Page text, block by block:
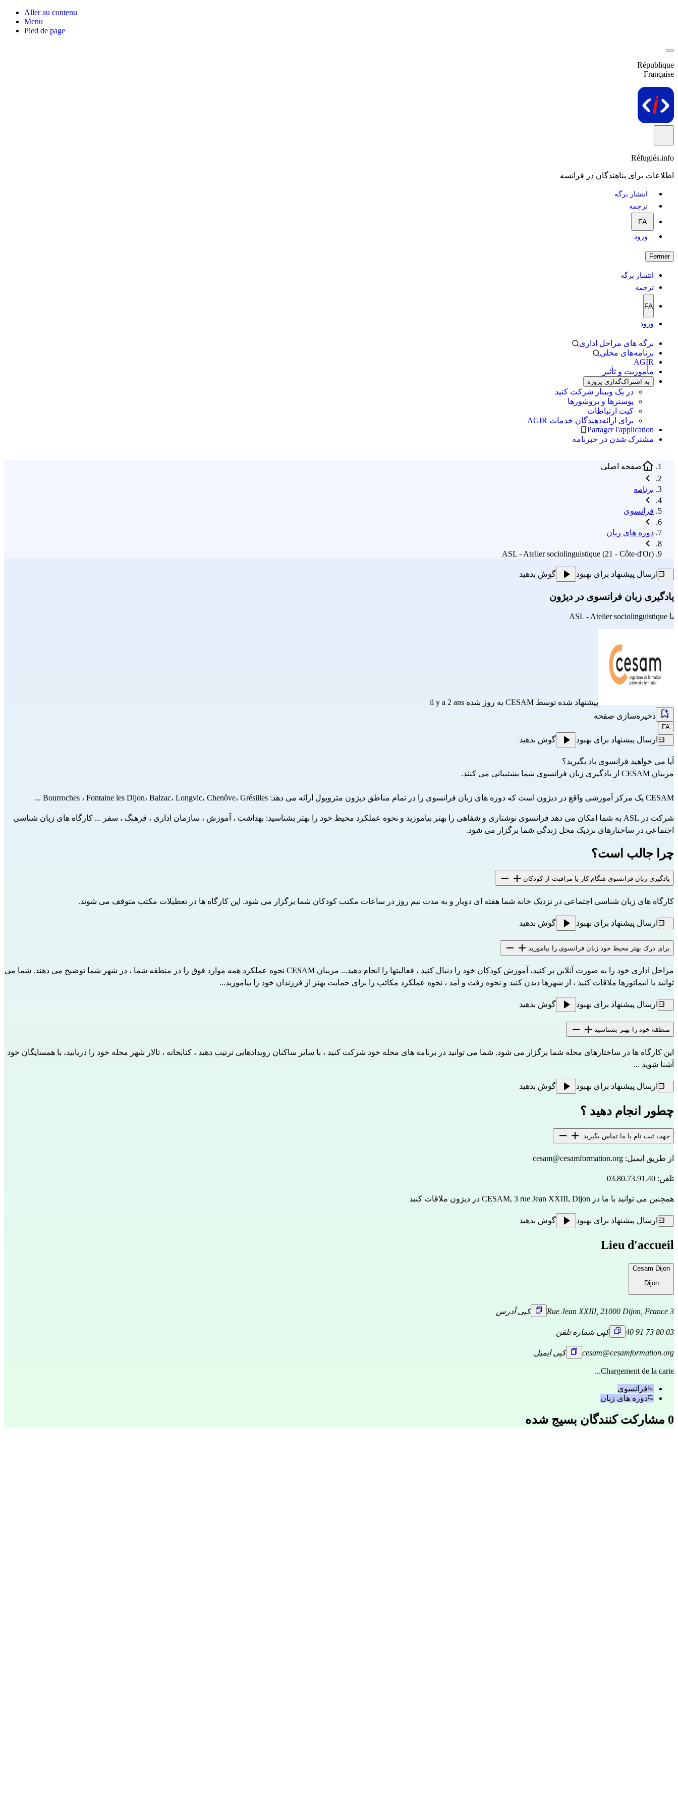
Aller au contenu
Menu
Pied de page
République
Française
Réfugiés.info
اطلاعات برای پناهندگان در فرانسه
انتشار برگه
ترجمه
FA
ورود
Fermer
انتشار برگه
ترجمه
FA
ورود
برگه های مراحل اداری
برنامه‌های محلی
AGIR
مأموریت و تأثیر
به اشتراک‌گذاری پروژه
در یک وبینار شرکت کنید
پوسترها و بروشورها
کیت ارتباطات
برای ارائه‌دهندگان خدمات AGIR
Partager l'application
مشترک شدن در خبرنامه
صفحه اصلی
برنامه
فرانسوی
دوره های زبان
ASL - Atelier sociolinguistique (21 - Côte-d'Or)
ارسال پیشنهاد برای بهبود گوش بدهید
یادگیری زبان فرانسوی در دیژون
با ASL - Atelier sociolinguistique
پیشنهاد شده توسط CESAM به روز شده il y a 2 ans
ذخیره‌سازی صفحه
FA
ارسال پیشنهاد برای بهبود گوش بدهید
آیا می خواهید فرانسوی یاد بگیرید؟
مربیان CESAM از یادگیری زبان فرانسوی شما پشتیبانی می کنند.
CESAM یک مرکز آموزشی واقع در دیژون است که دوره های زبان فرانسوی را در تمام مناطق دیژون متروپول ارائه می دهد: Bourroches ، Fontaine les Dijon، Balzac، Longvic، Chenôve، Grésilles ...
شرکت در ASL به شما امکان می دهد فرانسوی نوشتاری و شفاهی را بهتر بیاموزید و نحوه عملکرد محیط خود را بهتر بشناسید: بهداشت ، آموزش ، سازمان اداری ، فرهنگ ، سفر ... کارگاه های زبان شناسی
اجتماعی در ساختارهای نزدیک محل زندگی شما برگزار می شود.
چرا جالب است؟
یادگیری زبان فرانسوی هنگام کار یا مراقبت از کودکان
کارگاه های زبان شناسی اجتماعی در نزدیک خانه شما هفته ای دوبار و به مدت نیم روز در ساعات مکتب کودکان شما برگزار می شود. این کارگاه ها در تعطیلات مکتب متوقف می شوند.
ارسال پیشنهاد برای بهبود گوش بدهید
برای درک بهتر محیط خود زبان فرانسوی را بیاموزید
مراحل اداری خود را به صورت آنلاین پر کنید، آموزش کودکان خود را دنبال کنید ، فعالیتها را انجام دهید... مربیان CESAM نحوه عملکرد همه موارد فوق را در منطقه شما ، در شهر شما توضیح می دهند. شما می
توانید با انیماتورها ملاقات کنید ، از شهرها دیدن کنید و نحوه رفت و آمد ، نحوه عملکرد مکاتب را برای حمایت بهتر از فرزندان خود را بیاموزید...
ارسال پیشنهاد برای بهبود گوش بدهید
منطقه خود را بهتر بشناسید
این کارگاه ها در ساختارهای محله شما برگزار می شود. شما می توانید در برنامه های محله خود شرکت کنید ، با سایر ساکنان رویدادهایی ترتیب دهید ، کتابخانه ، تالار شهر محله خود را دریابید، با همسایگان خود
آشنا شوید ...
ارسال پیشنهاد برای بهبود گوش بدهید
چطور انجام دهید ؟
جهت ثبت نام با ما تماس بگیرید:
از طریق ایمیل: cesam@cesamformation.org
تلفن: 03.80.73.91.40
همچنین می توانید با ما در CESAM, 3 rue Jean XXIII, Dijon در دیژون ملاقات کنید
ارسال پیشنهاد برای بهبود گوش بدهید
Lieu d'accueil
Cesam Dijon
Dijon
3 Rue Jean XXIII, 21000 Dijon, France کپی آدرس
03 80 73 91 40 کپی شماره تلفن
cesam@cesamformation.org کپی ایمیل
Chargement de la carte...
فرانسوی
دوره های زبان
0 مشارکت کنندگان بسیج شده